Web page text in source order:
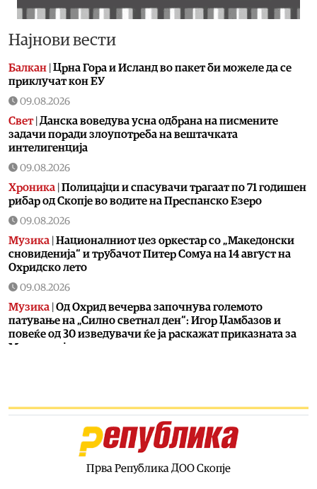
Најнови вести
Балкан | Црна Гора и Исланд во пакет би можеле да се
приклучат кон ЕУ
09.08.2026
Свет| Данска воведува усна одбрана на писмените
задачи поради злоупотреба на вештачката
интелигенција
09.08.2026
Хроника | Полицајци и спасувачи трагаат по 71 годишен
рибар од Скопје во водите на Преспанско Езеро
09.08.2026
Музика | Националниот џез оркестар со „Македонски
сновиденија“ и трубачот Питер Сомуа на 14 август на
Охридско лето
09.08.2026
Музика | Од Охрид вечерва започнува големото
патување на „Силно светнал ден“: Игор Џамбазов и
повеќе од 30 изведувачи ќе ја раскажат приказната за
Македонија
внимателност при скокови во вода
Мерџановски: На ТОАРИЛУЦ примени поголем
број пациенти повредени во сообраќајки, регистрирани
Прва Република ДОО Скопје